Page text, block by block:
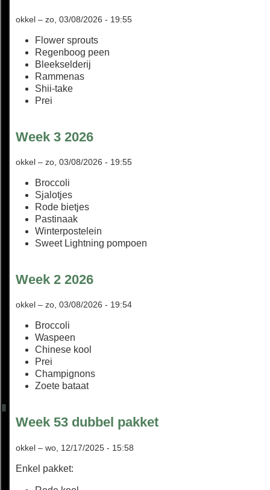
okkel – zo, 03/08/2026 - 19:55
Flower sprouts
Regenboog peen
Bleekselderij
Rammenas
Shii-take
Prei
Week 3 2026
okkel – zo, 03/08/2026 - 19:55
Broccoli
Sjalotjes
Rode bietjes
Pastinaak
Winterpostelein
Sweet Lightning pompoen
Week 2 2026
okkel – zo, 03/08/2026 - 19:54
Broccoli
Waspeen
Chinese kool
Prei
Champignons
Zoete bataat
Week 53 dubbel pakket
okkel – wo, 12/17/2025 - 15:58
Enkel pakket: